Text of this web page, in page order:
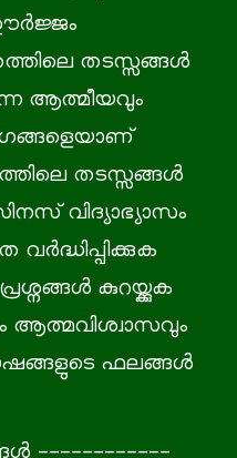
തടസ്സങ്ങൾ
ആത്മീയവും
തടസ്സങ്ങൾ
വിദ്യാഭ്യാസം
കുറയ്ക്കുക
ആത്മവിശ്വാസവും
ഫലങ്ങൾ